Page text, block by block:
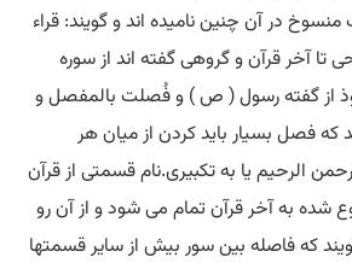
در آن چنین نامیده اند و گویند: قراء
تا آخر قرآن و گروهی گفته اند از سوره
از گفته رسول ( ص ) و فُصلت بالمفصل و
فصل بسیار باید کردن از میان هر
الرحیم یا به تکبیری.نام قسمتی از قرآن
شده به آخر قرآن تمام می شود و از آن رو
که فاصله بین سور بیش از سایر قسمتها